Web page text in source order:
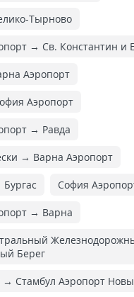
Тырново
→ Св. Константин и
Аэропорт
Аэропорт
→ Равда
→ Варна Аэропорт
София
→ Варна
Берег
→ Стамбул Аэропорт